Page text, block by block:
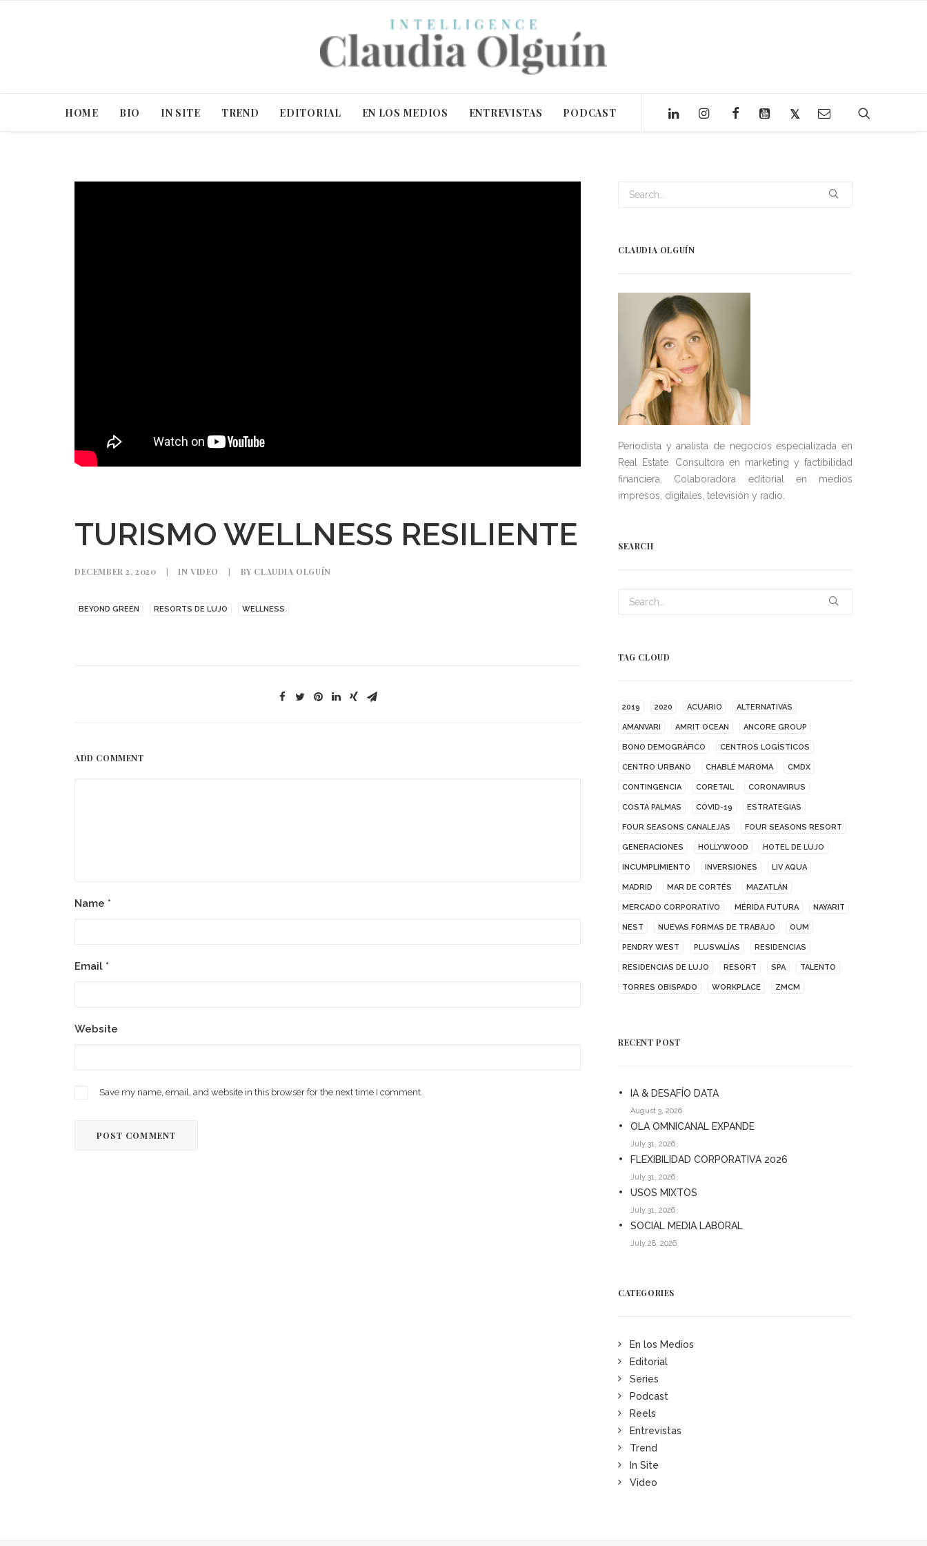
HOME BIO IN SITE TREND EDITORIAL EN LOS MEDIOS ENTREVISTAS PODCAST
TURISMO WELLNESS RESILIENTE
DECEMBER 2, 2020 | INVIDEO | BY CLAUDIA OLGUÍN
BEYOND GREEN RESORTS DE LUJO WELLNESS
ADD COMMENT
Name *
Email *
Website
Save my name, email, and website in this browser for the next time I comment.
CLAUDIA OLGUÍN
Periodista y analista de negocios especializada en
Real Estate. Consultora en marketing y factibilidad
financiera. Colaboradora editorial en medios
impresos, digitales, televisión y radio.
SEARCH
TAG CLOUD
2019 2020 ACUARIO ALTERNATIVAS
AMANVARI AMRIT OCEAN ANCORE GROUP
BONO DEMOGRÁFICO CENTROS LOGÍSTICOS
CENTRO URBANO CHABLÉ MAROMA CMDX
CONTINGENCIA CORETAIL CORONAVIRUS
COSTA PALMAS COVID-19 ESTRATEGIAS
FOUR SEASONS CANALEJAS FOUR SEASONS RESORT
GENERACIONES HOLLYWOOD HOTEL DE LUJO
INCUMPLIMIENTO INVERSIONES LIV AQUA
MADRID MAR DE CORTÉS MAZATLÁN
MERCADO CORPORATIVO MÉRIDA FUTURA NAYARIT
NEST NUEVAS FORMAS DE TRABAJO OUM
PENDRY WEST PLUSVALÍAS RESIDENCIAS
RESIDENCIAS DE LUJO RESORT SPA TALENTO
TORRES OBISPADO WORKPLACE ZMCM
RECENT POST
IA & DESAFÍO DATA
August 3, 2026
OLA OMNICANAL EXPANDE
July 31, 2026
FLEXIBILIDAD CORPORATIVA 2026
July 31, 2026
USOS MIXTOS
July 31, 2026
SOCIAL MEDIA LABORAL
July 28, 2026
CATEGORIES
En los Medios
Editorial
Series
Podcast
Reels
Entrevistas
Trend
In Site
Video